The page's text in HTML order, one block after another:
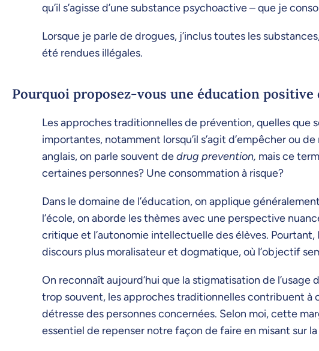
qu’il s’agisse d’une substance psychoactive – que je
Lorsque je parle de drogues, j’inclus toutes les
été rendues illégales.
Pourquoi proposez-vous une éducation positive
Les approches traditionnelles de prévention, quelles
importantes, notamment lorsqu’il s’agit d’empêcher ou
anglais, on parle souvent dedrug prevention, mais ce
certaines personnes? Une consommation à risque?
Dans le domaine de l’éducation, on applique
l’école, on aborde les thèmes avec une perspective
critique et l’autonomie intellectuelle des élèves.
discours plus moralisateur et dogmatique, où l’objectif
On reconnaît aujourd’hui que la stigmatisation de
trop souvent, les approches traditionnelles contribuent à
détresse des personnes concernées. Selon moi, cette
essentiel de repenser notre façon de faire en misant sur